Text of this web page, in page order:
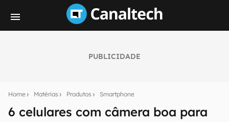
PUBLICIDADE
Home Matérias Produtos Smartphone
6 celulares com câmera boa para
notícias e reviews sobre tecnologia em primeira
mão.